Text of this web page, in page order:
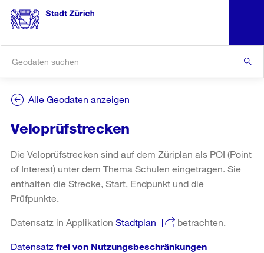
Alle Geodaten anzeigen
Veloprüfstrecken
Die Veloprüfstrecken sind auf dem Züriplan als POI (Point
of Interest) unter dem Thema Schulen eingetragen. Sie
enthalten die Strecke, Start, Endpunkt und die
Prüfpunkte.
Datensatz in Applikation Stadtplan betrachten.
Datensatz frei von Nutzungsbeschränkungen